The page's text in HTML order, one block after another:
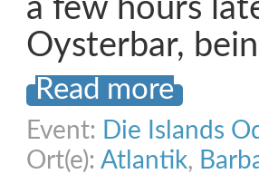
a few hours
Oysterbar,
Read more
Event: Die Islands
Ort(e): Atlantik,